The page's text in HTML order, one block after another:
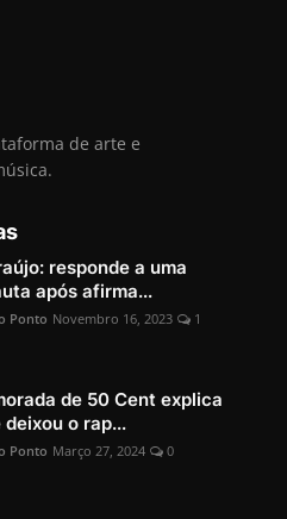
de arte e
responde a uma
após afirma...
Ponto Novembro 16, 2023 1
de 50 Cent explica
deixou o rap...
Ponto Março 27, 2024 0